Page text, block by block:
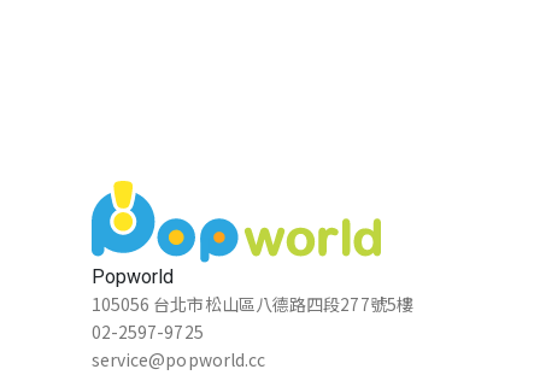
Popworld
105056 台北市松山區八德路四段277號5樓
02-2597-9725
service@popworld.cc